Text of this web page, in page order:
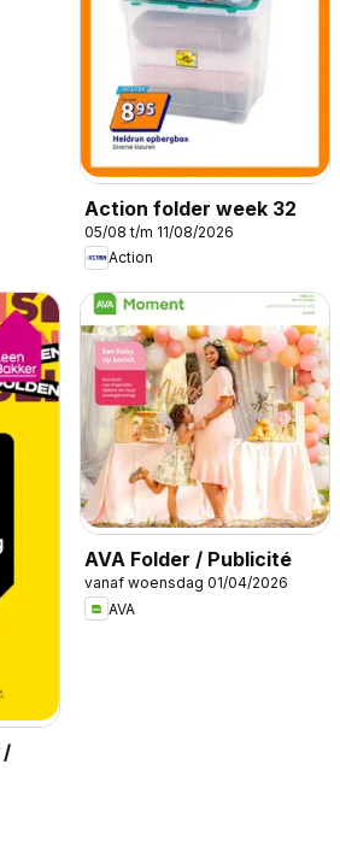
Action folder week 32
05/08 t/m 11/08/2026
Action
/
AVA Folder / Publicité
vanaf woensdag 01/04/2026
AVA